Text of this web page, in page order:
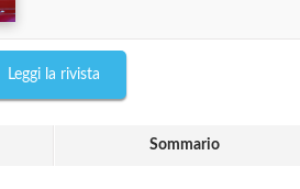
Leggi la rivista
Sommario